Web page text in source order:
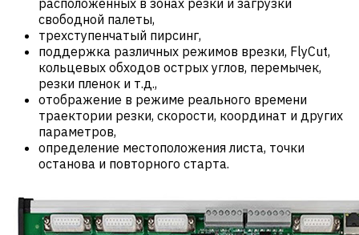
свободной палеты,
трехступенчатый пирсинг,
поддержка различных режимов врезки, FlyCut,
кольцевых обходов острых углов, перемычек,
резки пленок и т.д.,
отображение в режиме реального времени
траектории резки, скорости, координат и других
параметров,
определение местоположения листа, точки
останова и повторного старта.